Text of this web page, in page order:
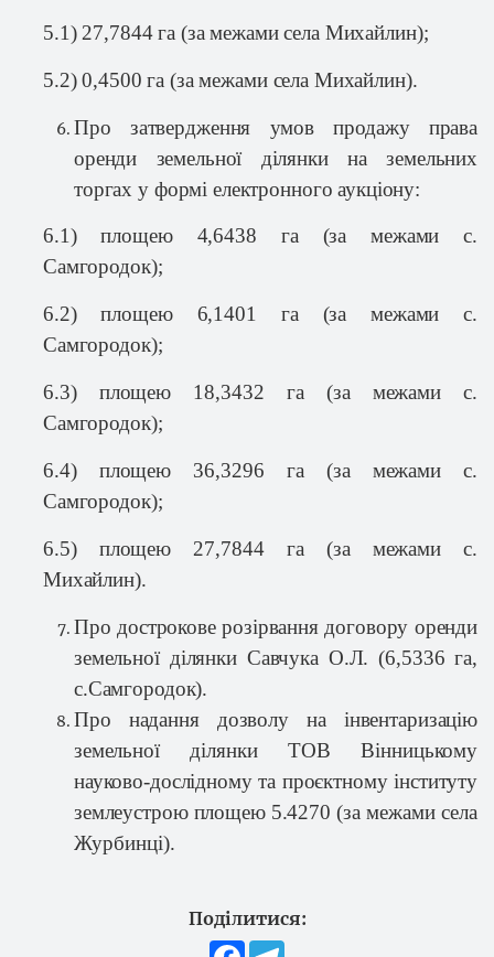
5.1)27,7844 га (за межами села Михайлин);
5.2)0,4500 га (за межами села Михайлин).
Про затвердження умов продажу права
оренди земельної ділянки на земельних
торгах у формі електронного аукціону:
6.1) площею 4,6438 га(за межами с.
Самгородок);
6.2) площею 6,1401 га(за межами с.
Самгородок);
6.3) площею 18,3432 га(за межами с.
Самгородок);
6.4) площею 36,3296 га(за межами с.
Самгородок);
6.5) площею27,7844 га(за межами с.
Михайлин).
Про дострокове розірвання договору оренди
земельної ділянки Савчука О.Л. (6,5336 га,
с.Самгородок).
Про надання дозволу на інвентаризацію
земельної ділянки ТОВ Вінницькому
науково-дослідному та проєктному інституту
землеустрою площею 5.4270 (за межами села
Журбинці).
Поділитися:
Facebook